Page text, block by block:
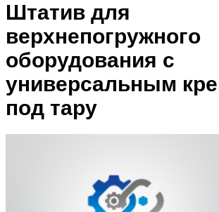
Штатив для
верхнепогружного
оборудования с
универсальным
под тару